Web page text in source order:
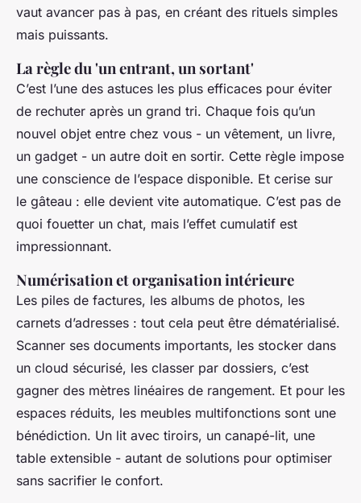
vaut avancer pas à pas, en créant des rituels simples
mais puissants.
La règle du 'un entrant, un sortant'
C’est l’une des astuces les plus efficaces pour éviter
de rechuter après un grand tri. Chaque fois qu’un
nouvel objet entre chez vous - un vêtement, un livre,
un gadget - un autre doit en sortir. Cette règle impose
une conscience de l’espace disponible. Et cerise sur
le gâteau : elle devient vite automatique. C’est pas de
quoi fouetter un chat, mais l’effet cumulatif est
impressionnant.
Numérisation et organisation intérieure
Les piles de factures, les albums de photos, les
carnets d’adresses : tout cela peut être dématérialisé.
Scanner ses documents importants, les stocker dans
un cloud sécurisé, les classer par dossiers, c’est
gagner des mètres linéaires de rangement. Et pour les
espaces réduits, les meubles multifonctions sont une
bénédiction. Un lit avec tiroirs, un canapé-lit, une
table extensible - autant de solutions pour optimiser
sans sacrifier le confort.